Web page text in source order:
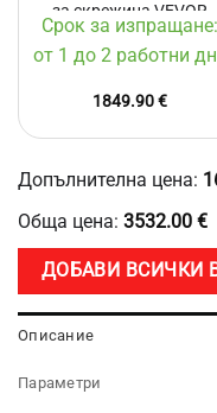
3
x
12
-
15℃
за скрежина VEVOR
XRJ12LX3, Капацитет 3 x
12 литра,
Срок за изпращане:
от 1 до 2 работни
1849.90€
Допълнителна цена:
Обща цена: 3532.00 €
ДОБАВИ ВСИЧКИ
Описание
Параметри